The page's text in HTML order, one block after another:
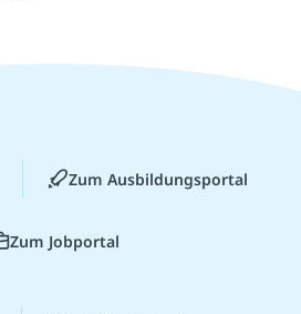
Zum Ausbildungsportal
Zum Jobportal